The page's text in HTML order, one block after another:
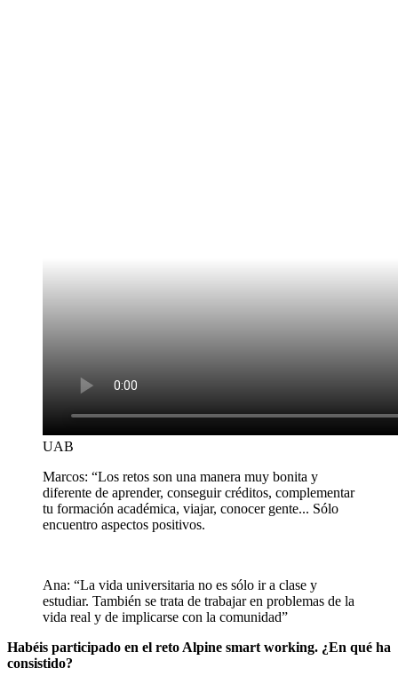
UAB
Marcos: “Los retos son una manera muy bonita y
diferente de aprender, conseguir créditos, complementar
tu formación académica, viajar, conocer gente... Sólo
encuentro aspectos positivos.
Ana: “La vida universitaria no es sólo ir a clase y
estudiar. También se trata de trabajar en problemas de la
vida real y de implicarse con la comunidad”
Habéis participado en el reto Alpine smart working. ¿En qué ha
consistido?